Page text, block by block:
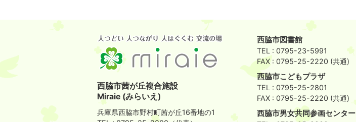
西脇市茜が丘複合施設
Miraie (みらいえ)
兵庫県西脇市野村町茜が丘16番地の1
西脇市図書館
TEL : 0795-23-5991
FAX : 0795-25-2220 (共通)
西脇市こどもプラザ
TEL : 0795-25-2801
FAX : 0795-25-2220 (共通)
西脇市男女共同参画センター